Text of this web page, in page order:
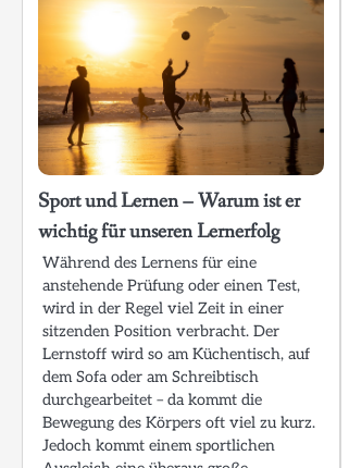
Sport und Lernen – Warum ist er
wichtig für unseren Lernerfolg
Während des Lernens für eine
anstehende Prüfung oder einen Test,
wird in der Regel viel Zeit in einer
sitzenden Position verbracht. Der
Lernstoff wird so am Küchentisch, auf
dem Sofa oder am Schreibtisch
durchgearbeitet – da kommt die
Bewegung des Körpers oft viel zu kurz.
Jedoch kommt einem sportlichen